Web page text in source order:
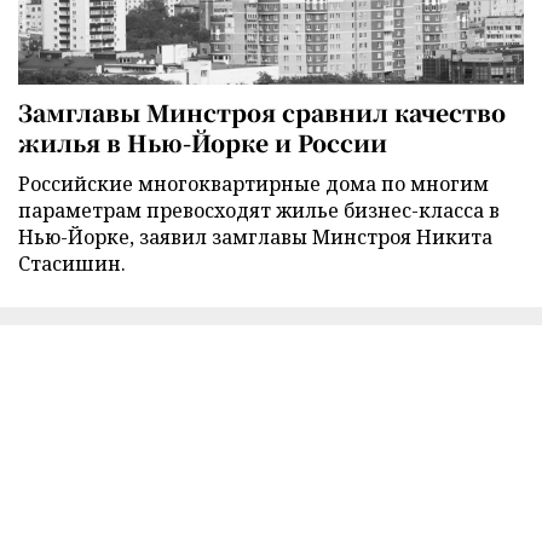
Замглавы Минстроя сравнил качество
жилья в Нью-Йорке и России
Российские многоквартирные дома по многим
параметрам превосходят жилье бизнес-класса в
Нью-Йорке, заявил замглавы Минстроя Никита
Стасишин.